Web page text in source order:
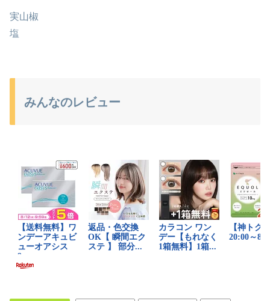
実山椒
塩
みんなのレビュー